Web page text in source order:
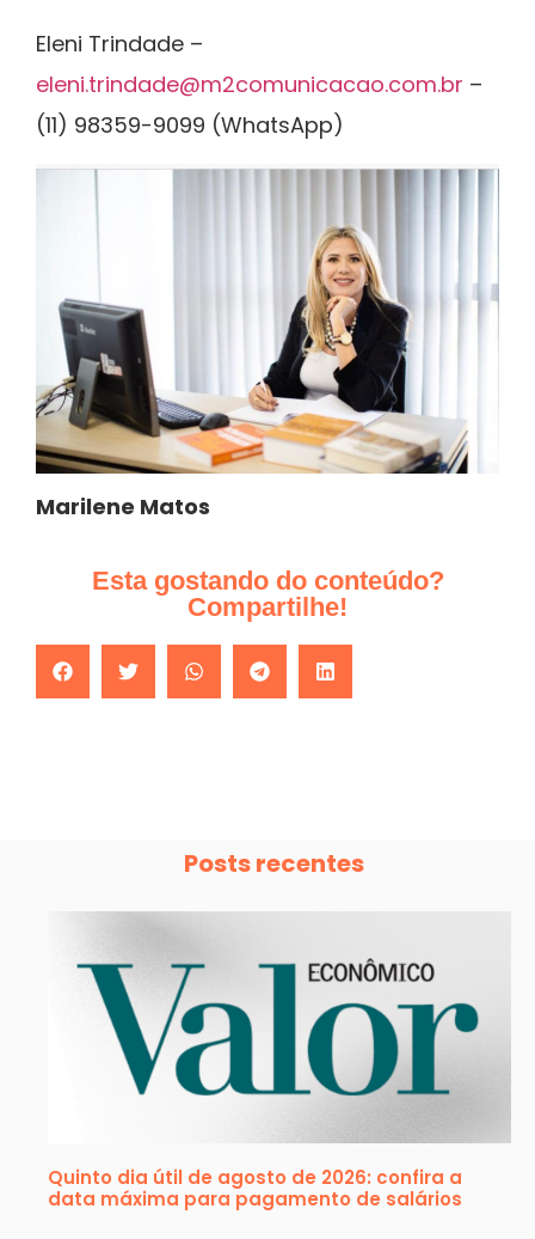
Eleni Trindade –
eleni.trindade@m2comunicacao.com.br –
(11) 98359-9099 (WhatsApp)
Marilene Matos
Esta gostando do conteúdo?
Compartilhe!
Posts recentes
Quinto dia útil de agosto de 2026: confira a
data máxima para pagamento de salários